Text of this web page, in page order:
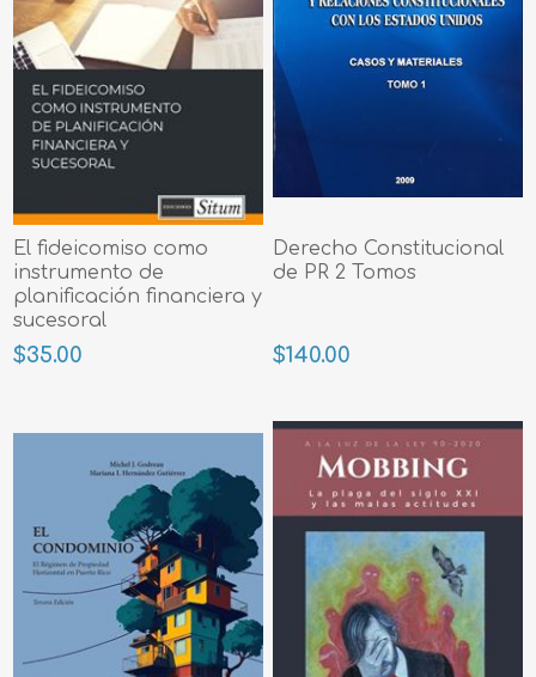
El fideicomiso como
instrumento de
planificación financiera y
sucesoral
$35.00
Derecho Constitucional
de PR 2 Tomos
$140.00